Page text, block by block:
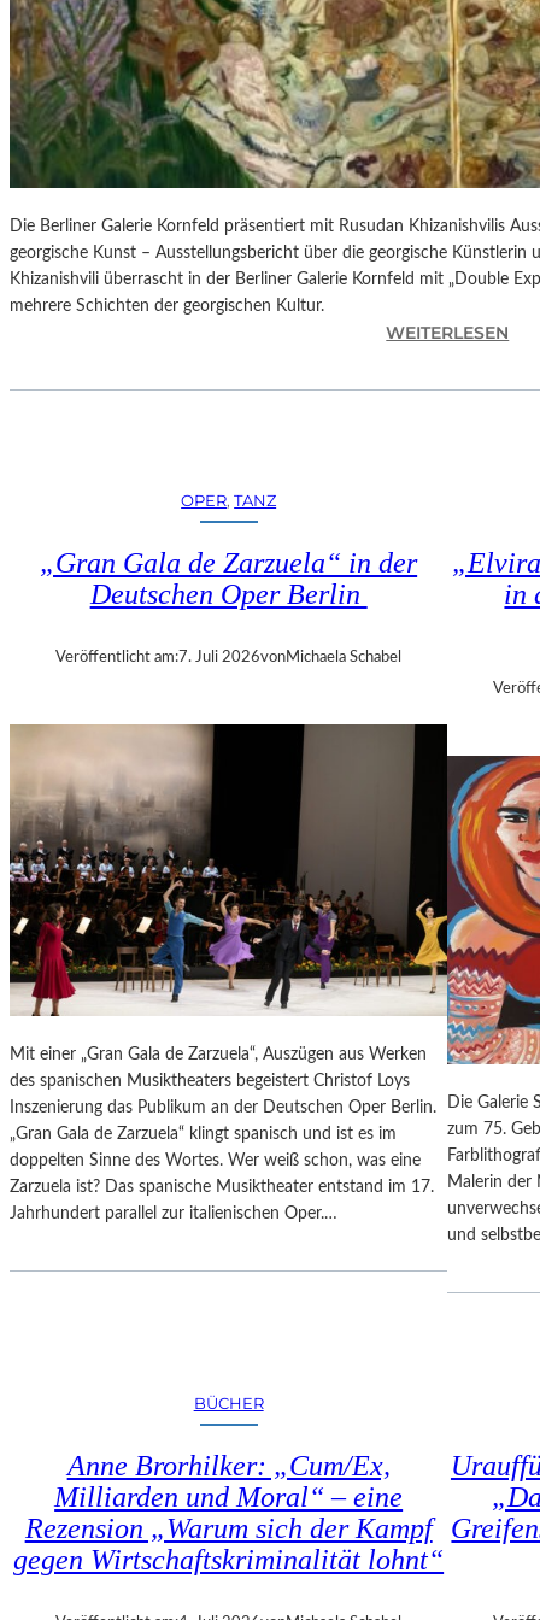
H
E
S
T
E
R
P
I
E
T
R
N
D
T
O
N
Z
E
R
K
R
I
I
K
–
A
U
S
B
L
Z
A
R
T
Die Berliner Galerie Kornfeld präsentiert mit Rusudan Khizanishvilis
georgische Kunst – Ausstellungsbericht über die georgische Künstlerin
Khizanishvili überrascht in der Berliner Galerie Kornfeld mit „Double
mehrere Schichten der georgischen Kultur.
WEITERLESEN
U
H
I
N
H
V
I
L
I
I
N
B
E
L
N
–
A
U
S
S
D
O
U
OPER, TANZ
„Gran Gala de Zarzuela“ in der
Deutschen Oper Berlin
Veröffentlicht am:7. Juli 2026vonMichaela Schabel
Mit einer „Gran Gala de Zarzuela“, Auszügen aus Werken
des spanischen Musiktheaters begeistert Christof Loys
Inszenierung das Publikum an der Deutschen Oper Berlin.
„Gran Gala de Zarzuela“ klingt spanisch und ist es im
doppelten Sinne des Wortes. Wer weiß schon, was eine
Zarzuela ist? Das spanische Musiktheater entstand im 17.
Jahrhundert parallel zur italienischen Oper.…
in
Die Galerie
zum 75.
Malerin der
und
BÜCHER
Anne Brorhilker: „Cum/Ex,
Milliarden und Moral“ – eine
Rezension „Warum sich der Kampf
gegen Wirtschaftskriminalität lohnt“